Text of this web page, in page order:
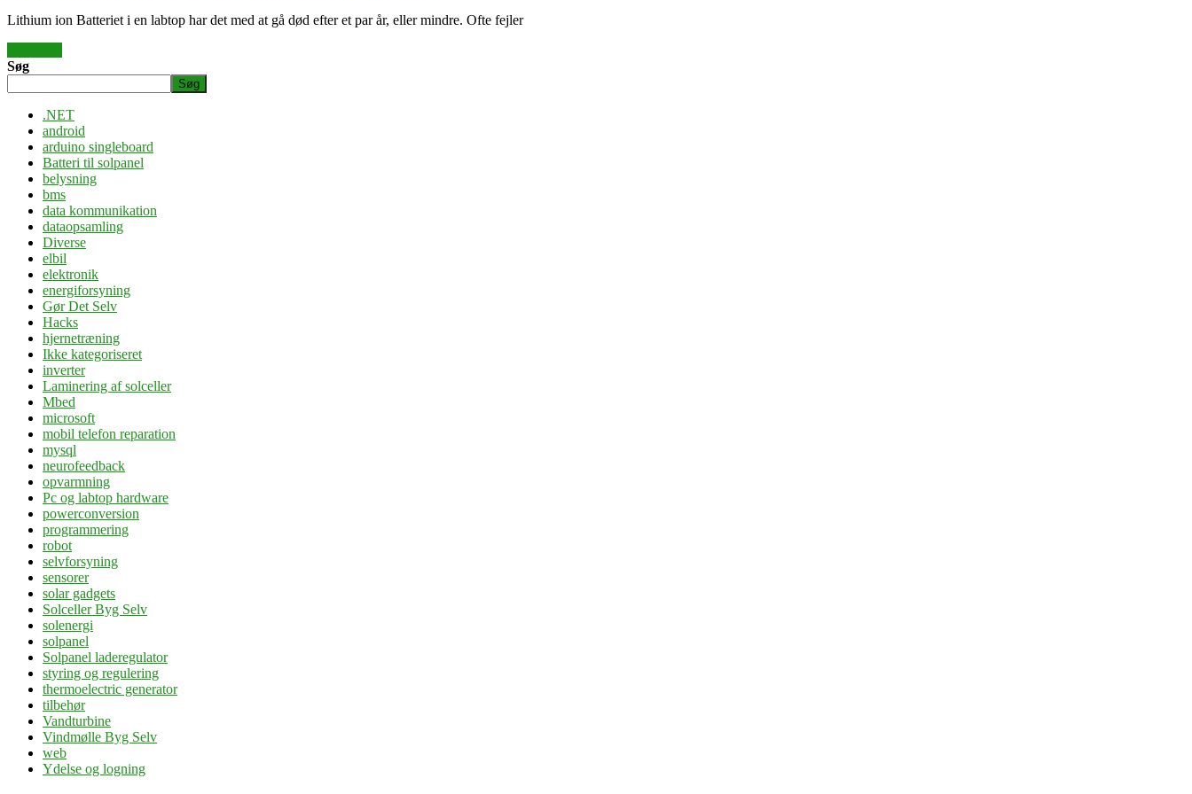
Lithium ion Batteriet i en labtop har det med at gå død efter et par år, eller mindre. Ofte fejler
Søg
Søg
.NET
android
arduino singleboard
Batteri til solpanel
belysning
bms
data kommunikation
dataopsamling
Diverse
elbil
elektronik
energiforsyning
Gør Det Selv
Hacks
hjernetræning
Ikke kategoriseret
inverter
Laminering af solceller
Mbed
microsoft
mobil telefon reparation
mysql
neurofeedback
opvarmning
Pc og labtop hardware
powerconversion
programmering
robot
selvforsyning
sensorer
solar gadgets
Solceller Byg Selv
solenergi
solpanel
Solpanel laderegulator
styring og regulering
thermoelectric generator
tilbehør
Vandturbine
Vindmølle Byg Selv
web
Ydelse og logning